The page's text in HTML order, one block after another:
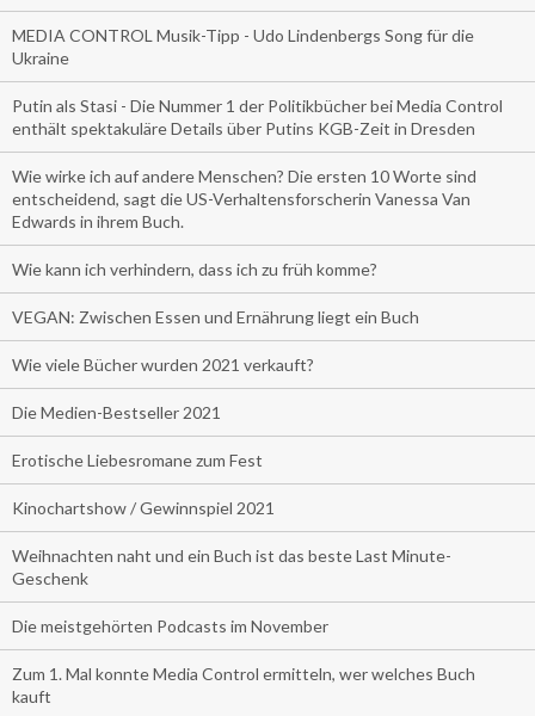
MEDIA CONTROL Musik-Tipp - Udo Lindenbergs Song für die
Ukraine
Putin als Stasi - Die Nummer 1 der Politikbücher bei Media Control
enthält spektakuläre Details über Putins KGB-Zeit in Dresden
Wie wirke ich auf andere Menschen? Die ersten 10 Worte sind
entscheidend, sagt die US-Verhaltensforscherin Vanessa Van
Edwards in ihrem Buch.
Wie kann ich verhindern, dass ich zu früh komme?
VEGAN: Zwischen Essen und Ernährung liegt ein Buch
Wie viele Bücher wurden 2021 verkauft?
Die Medien-Bestseller 2021
Erotische Liebesromane zum Fest
Kinochartshow / Gewinnspiel 2021
Weihnachten naht und ein Buch ist das beste Last Minute-
Geschenk
Die meistgehörten Podcasts im November
Zum 1. Mal konnte Media Control ermitteln, wer welches Buch
kauft